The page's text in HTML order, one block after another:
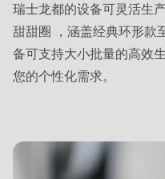
瑞士龙都的设备可灵活生
甜甜圈 ，涵盖经典环形款
备可支持大小批量的高效
您的个性化需求。